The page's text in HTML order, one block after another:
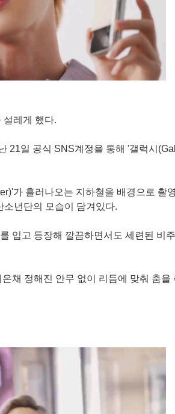
설레게 했다.
21일 공식 SNS계정을 통해 '갤럭시
가 흘러나오는 지하철을 배경으로 촬
년단의 모습이 담겨있다.
입고 등장해 깔끔하면서도 세련된 비
채 정해진 안무 없이 리듬에 맞춰 춤을